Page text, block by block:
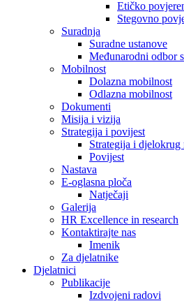
Etičko
Stegovno
Suradnja
Suradne ustanove
Međunarodni odbor
Mobilnost
Dolazna mobilnost
Odlazna mobilnost
Dokumenti
Misija i vizija
Strategija i povijest
Strategija i djelokrug
Povijest
Nastava
E-oglasna ploča
Natječaji
Galerija
HR Excellence in research
Kontaktirajte nas
Imenik
Za djelatnike
Djelatnici
Publikacije
Izdvojeni radovi